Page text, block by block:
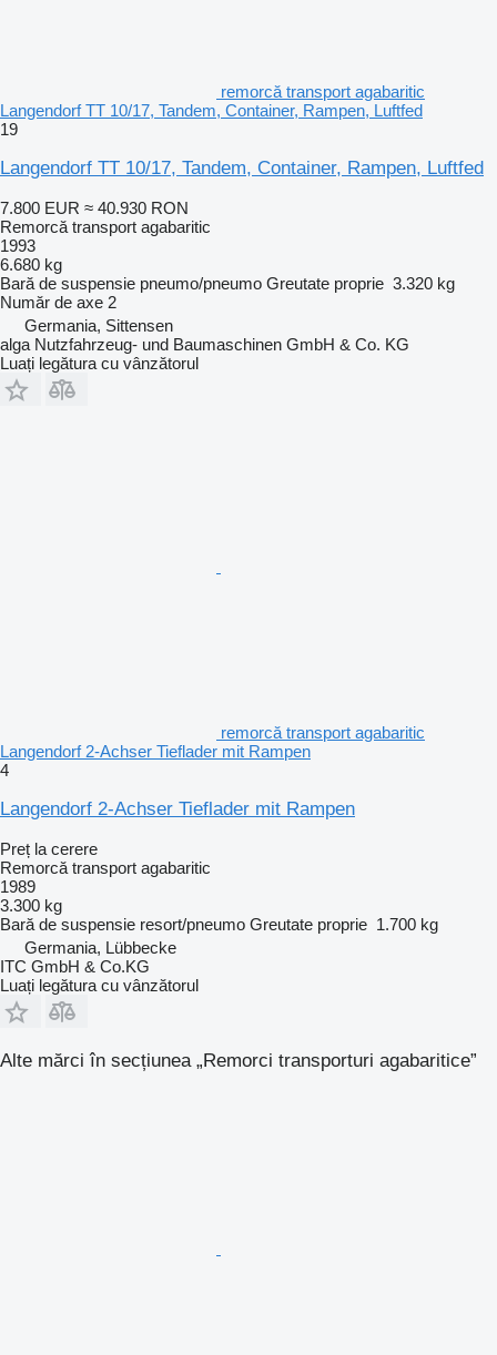
remorcă transport agabaritic
Langendorf TT 10/17, Tandem, Container, Rampen, Luftfed
19
Langendorf TT 10/17, Tandem, Container, Rampen, Luftfed
7.800 EUR ≈ 40.930 RON
Remorcă transport agabaritic
1993
6.680 kg
Bară de suspensie pneumo/pneumo Greutate proprie 3.320 kg
Număr de axe 2
Germania, Sittensen
alga Nutzfahrzeug- und Baumaschinen GmbH & Co. KG
Luați legătura cu vânzătorul
remorcă transport agabaritic
Langendorf 2-Achser Tieflader mit Rampen
4
Langendorf 2-Achser Tieflader mit Rampen
Preț la cerere
Remorcă transport agabaritic
1989
3.300 kg
Bară de suspensie resort/pneumo Greutate proprie 1.700 kg
Germania, Lübbecke
ITC GmbH & Co.KG
Luați legătura cu vânzătorul
Alte mărci în secțiunea „Remorci transporturi agabaritice”